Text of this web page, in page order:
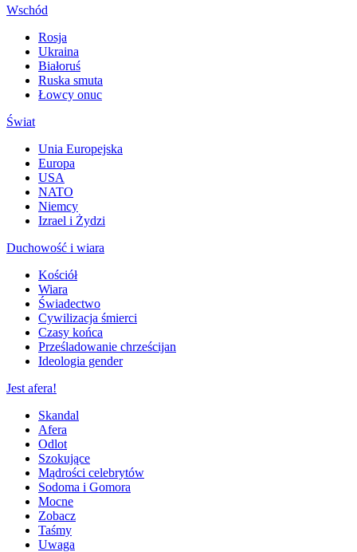
Wschód
Rosja
Ukraina
Białoruś
Ruska smuta
Łowcy onuc
Świat
Unia Europejska
Europa
USA
NATO
Niemcy
Izrael i Żydzi
Duchowość i wiara
Kościół
Wiara
Świadectwo
Cywilizacja śmierci
Czasy końca
Prześladowanie chrześcijan
Ideologia gender
Jest afera!
Skandal
Afera
Odlot
Szokujące
Mądrości celebrytów
Sodoma i Gomora
Mocne
Zobacz
Taśmy
Uwaga